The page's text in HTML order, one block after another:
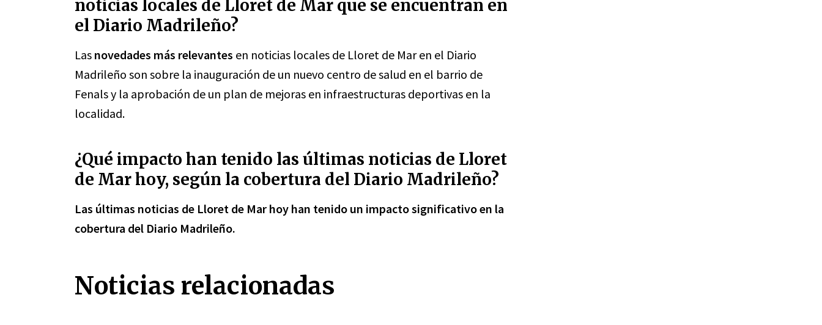
noticias locales de Lloret de Mar que se encuentran en
el Diario Madrileño?
Las novedades más relevantes en noticias locales de Lloret de Mar en el Diario
Madrileño son sobre la inauguración de un nuevo centro de salud en el barrio de
Fenals y la aprobación de un plan de mejoras en infraestructuras deportivas en la
localidad.
¿Qué impacto han tenido las últimas noticias de Lloret
de Mar hoy, según la cobertura del Diario Madrileño?
Las últimas noticias de Lloret de Mar hoy han tenido un impacto significativo en la
cobertura del Diario Madrileño.
Noticias relacionadas